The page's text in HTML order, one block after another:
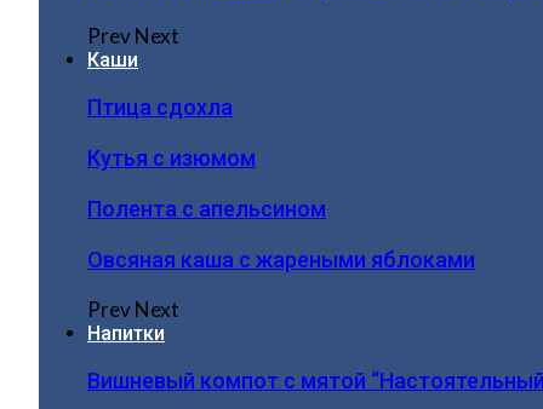
PrevNext
Каши
Птица сдохла
Кутья с изюмом
Полента с апельсином
Овсяная каша с жареными яблоками
PrevNext
Напитки
Вишневый компот с мятой